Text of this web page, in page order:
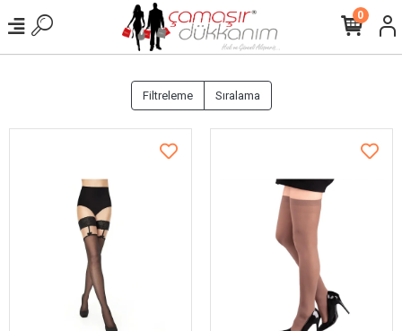
0
Filtreleme Sıralama